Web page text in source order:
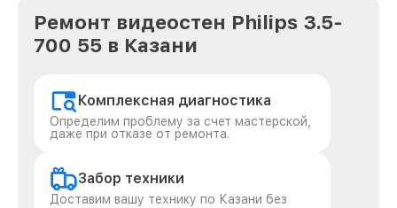
Ремонт видеостен Philips 3.5-
700 55 в Казани
Комплексная диагностика
Определим проблему за счет мастерской,
даже при отказе от ремонта.
Забор техники
Доставим вашу технику по Казани без